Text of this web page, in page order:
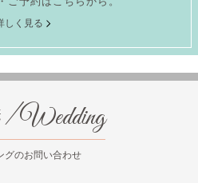
しく見る
/ Wedding
グのお問い合わせ